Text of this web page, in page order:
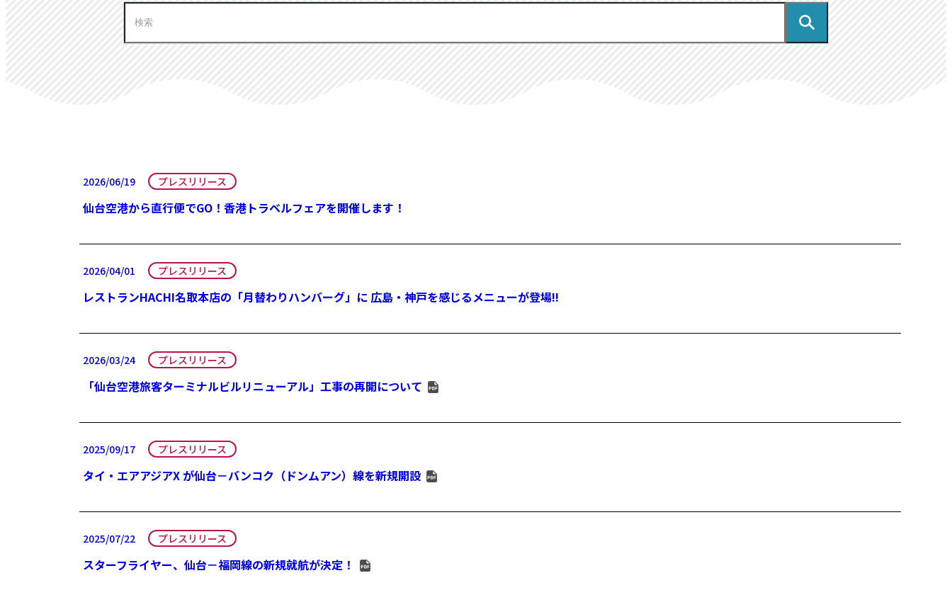
2026/06/19 プレスリリース
仙台空港から直行便でGO！香港トラベルフェアを開催します！
2026/04/01 プレスリリース
レストランHACHI名取本店の「月替わりハンバーグ」に 広島・神戸を感じるメニューが登場!!
2026/03/24 プレスリリース
「仙台空港旅客ターミナルビルリニューアル」工事の再開について
2025/09/17 プレスリリース
タイ・エアアジアX が仙台－バンコク（ドンムアン）線を新規開設
2025/07/22 プレスリリース
スターフライヤー、仙台－福岡線の新規就航が決定！